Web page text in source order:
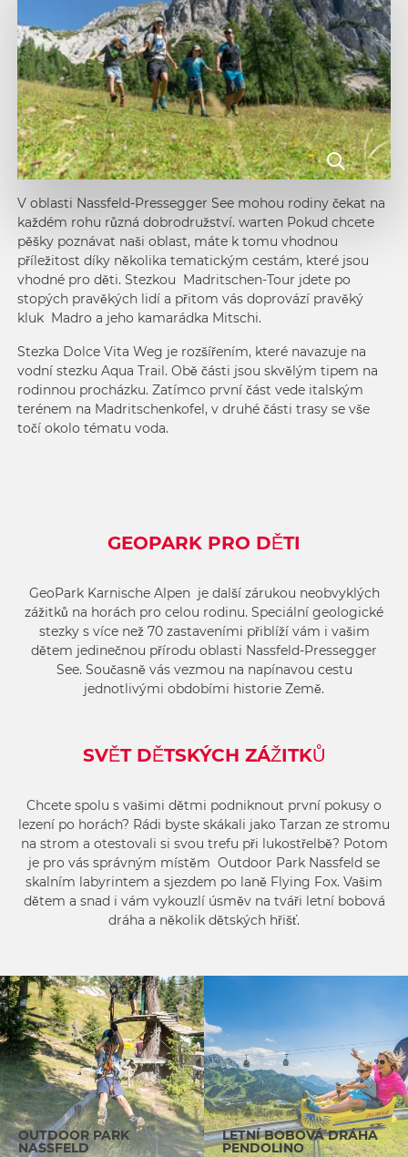
V oblasti Nassfeld-Pressegger See mohou rodiny čekat na
každém rohu různá dobrodružství. warten Pokud chcete
pěšky poznávat naši oblast, máte k tomu vhodnou
příležitost díky několika tematickým cestám, které jsou
vhodné pro děti. Stezkou Madritschen-Tour jdete po
stopých pravěkých lidí a přitom vás doprovází pravěký
kluk Madro a jeho kamarádka Mitschi.
Stezka Dolce Vita Weg je rozšířením, které navazuje na
vodní stezku Aqua Trail. Obě části jsou skvělým tipem na
rodinnou procházku. Zatímco první část vede italským
terénem na Madritschenkofel, v druhé části trasy se vše
točí okolo tématu voda.
GEOPARK PRO DĚTI
GeoPark Karnische Alpen je další zárukou neobvyklých
zážitků na horách pro celou rodinu. Speciální geologické
stezky s více než 70 zastaveními přiblíží vám i vašim
dětem jedinečnou přírodu oblasti Nassfeld-Pressegger
See. Současně vás vezmou na napínavou cestu
jednotlivými obdobími historie Země.
SVĚT DĚTSKÝCH ZÁŽITKŮ
Chcete spolu s vašimi dětmi podniknout první pokusy o
lezení po horách? Rádi byste skákali jako Tarzan ze stromu
na strom a otestovali si svou trefu při lukostřelbě? Potom
je pro vás správným místěm Outdoor Park Nassfeld se
skalním labyrintem a sjezdem po laně Flying Fox. Vašim
dětem a snad i vám vykouzlí úsměv na tváři letní bobová
dráha a několik dětských hřišť.
OUTDOOR PARK
NASSFELD
LETNÍ BOBOVÁ DRÁHA
PENDOLINO